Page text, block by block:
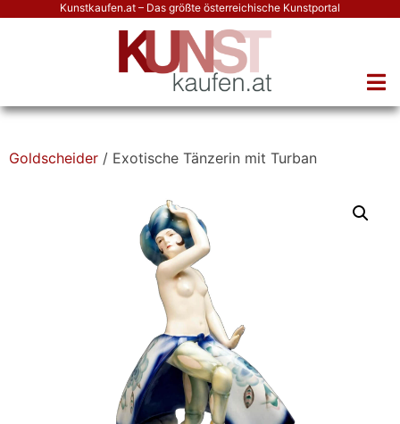
Kunstkaufen.at – Das größte österreichische Kunstportal
Goldscheider / Exotische Tänzerin mit Turban